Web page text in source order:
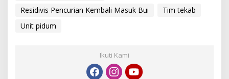
Residivis Pencurian Kembali Masuk Bui
Tim tekab
Unit pidum
Ikuti Kami